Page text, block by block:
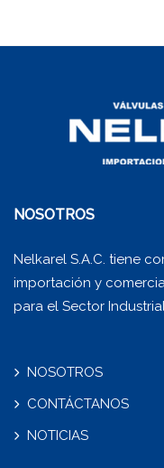
NOSOTROS
Nelkarel S.A.C. tiene
importación y
para el Sector
NOSOTROS
CONTÁCTANOS
NOTICIAS